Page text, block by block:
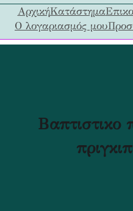
ΑρχικήΚατάστημα
Ο λογαριασμός μου
Βαπτιστικο